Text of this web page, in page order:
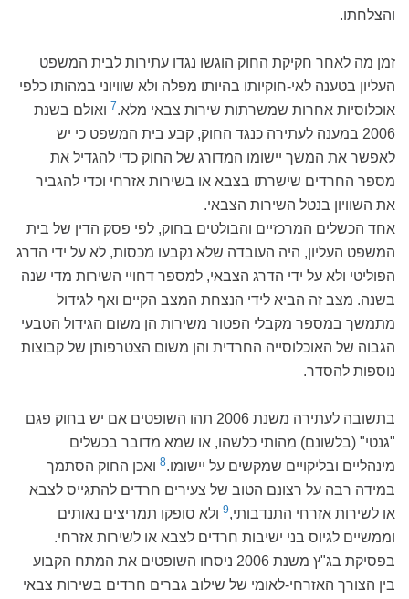
והצלחתו.
זמן מה לאחר חקיקת החוק הוגשו נגדו עתירות לבית המשפט
העליון בטענה לאי-חוקיותו בהיותו מפלה ולא שוויוני במהותו כלפי
אוכלוסיות אחרות שמשרתות שירות צבאי מלא.7 ואולם בשנת
2006 במענה לעתירה כנגד החוק, קבע בית המשפט כי יש
לאפשר את המשך יישומו המדורג של החוק כדי להגדיל את
מספר החרדים שישרתו בצבא או בשירות אזרחי וכדי להגביר
את השוויון בנטל השירות הצבאי.
אחד הכשלים המרכזיים והבולטים בחוק, לפי פסק הדין של בית
המשפט העליון, היה העובדה שלא נקבעו מכסות, לא על ידי הדרג
הפוליטי ולא על ידי הדרג הצבאי, למספר דחויי השירות מדי שנה
בשנה. מצב זה הביא לידי הנצחת המצב הקיים ואף לגידול
מתמשך במספר מקבלי הפטור משירות הן משום הגידול הטבעי
הגבוה של האוכלוסייה החרדית והן משום הצטרפותן של קבוצות
נוספות להסדר.
בתשובה לעתירה משנת 2006 תהו השופטים אם יש בחוק פגם
"גנטי" (בלשונם) מהותי כלשהו, או שמא מדובר בכשלים
מינהליים ובליקויים שמקשים על יישומו.8 ואכן החוק הסתמך
במידה רבה על רצונם הטוב של צעירים חרדים להתגייס לצבא
או לשירות אזרחי התנדבותי,9 ולא סופקו תמריצים נאותים
וממשיים לגיוס בני ישיבות חרדים לצבא או לשירות אזרחי.
בפסיקת בג"ץ משנת 2006 ניסחו השופטים את המתח הקבוע
בין הצורך האזרחי-לאומי של שילוב גברים חרדים בשירות צבאי